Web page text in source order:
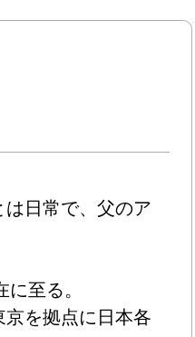
常で、父のア
至る。
拠点に日本各